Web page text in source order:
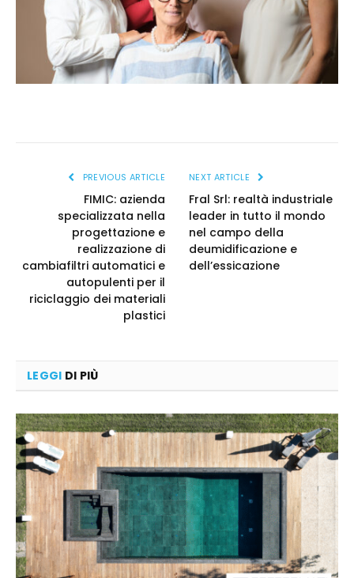
PREVIOUS ARTICLE
FIMIC: azienda
specializzata nella
progettazione e
realizzazione di
cambiafiltri automatici e
autopulenti per il
riciclaggio dei materiali
plastici
NEXT ARTICLE
Fral Srl: realtà industriale
leader in tutto il mondo
nel campo della
deumidificazione e
dell’essicazione
LEGGI DI PIÙ